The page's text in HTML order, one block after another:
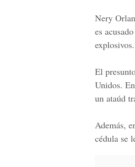
Nery
es
explosivos.
El
Unidos.
un ataúd
Además,
cédula se